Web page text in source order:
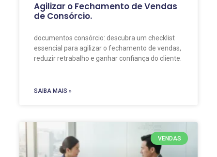
Agilizar o Fechamento de Vendas
de Consórcio.
documentos consórcio: descubra um checklist
essencial para agilizar o fechamento de vendas,
reduzir retrabalho e ganhar confiança do cliente.
SAIBA MAIS »
VENDAS